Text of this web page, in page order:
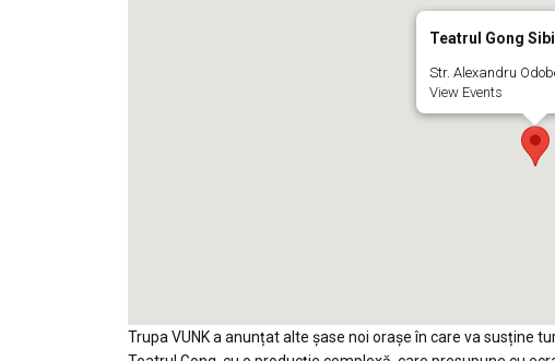
Teatrul Gong
Str. Alexandru
View Events
Trupa VUNK a anunțat alte şase noi orașe în care va susține